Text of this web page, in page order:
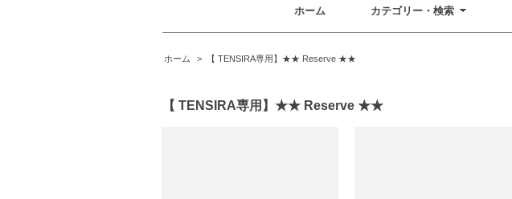
ホーム カテゴリー・検索
ホーム > 【 TENSIRA専用】★★ Reserve ★★
【 TENSIRA専用】★★ Reserve ★★